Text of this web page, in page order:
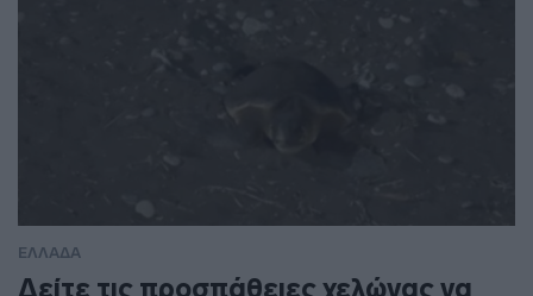
ΕΛΛΑΔΑ
Δείτε τις προσπάθειες χελώνας να